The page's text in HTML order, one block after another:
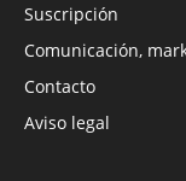
Suscripción
Comunicación,
Contacto
Aviso legal